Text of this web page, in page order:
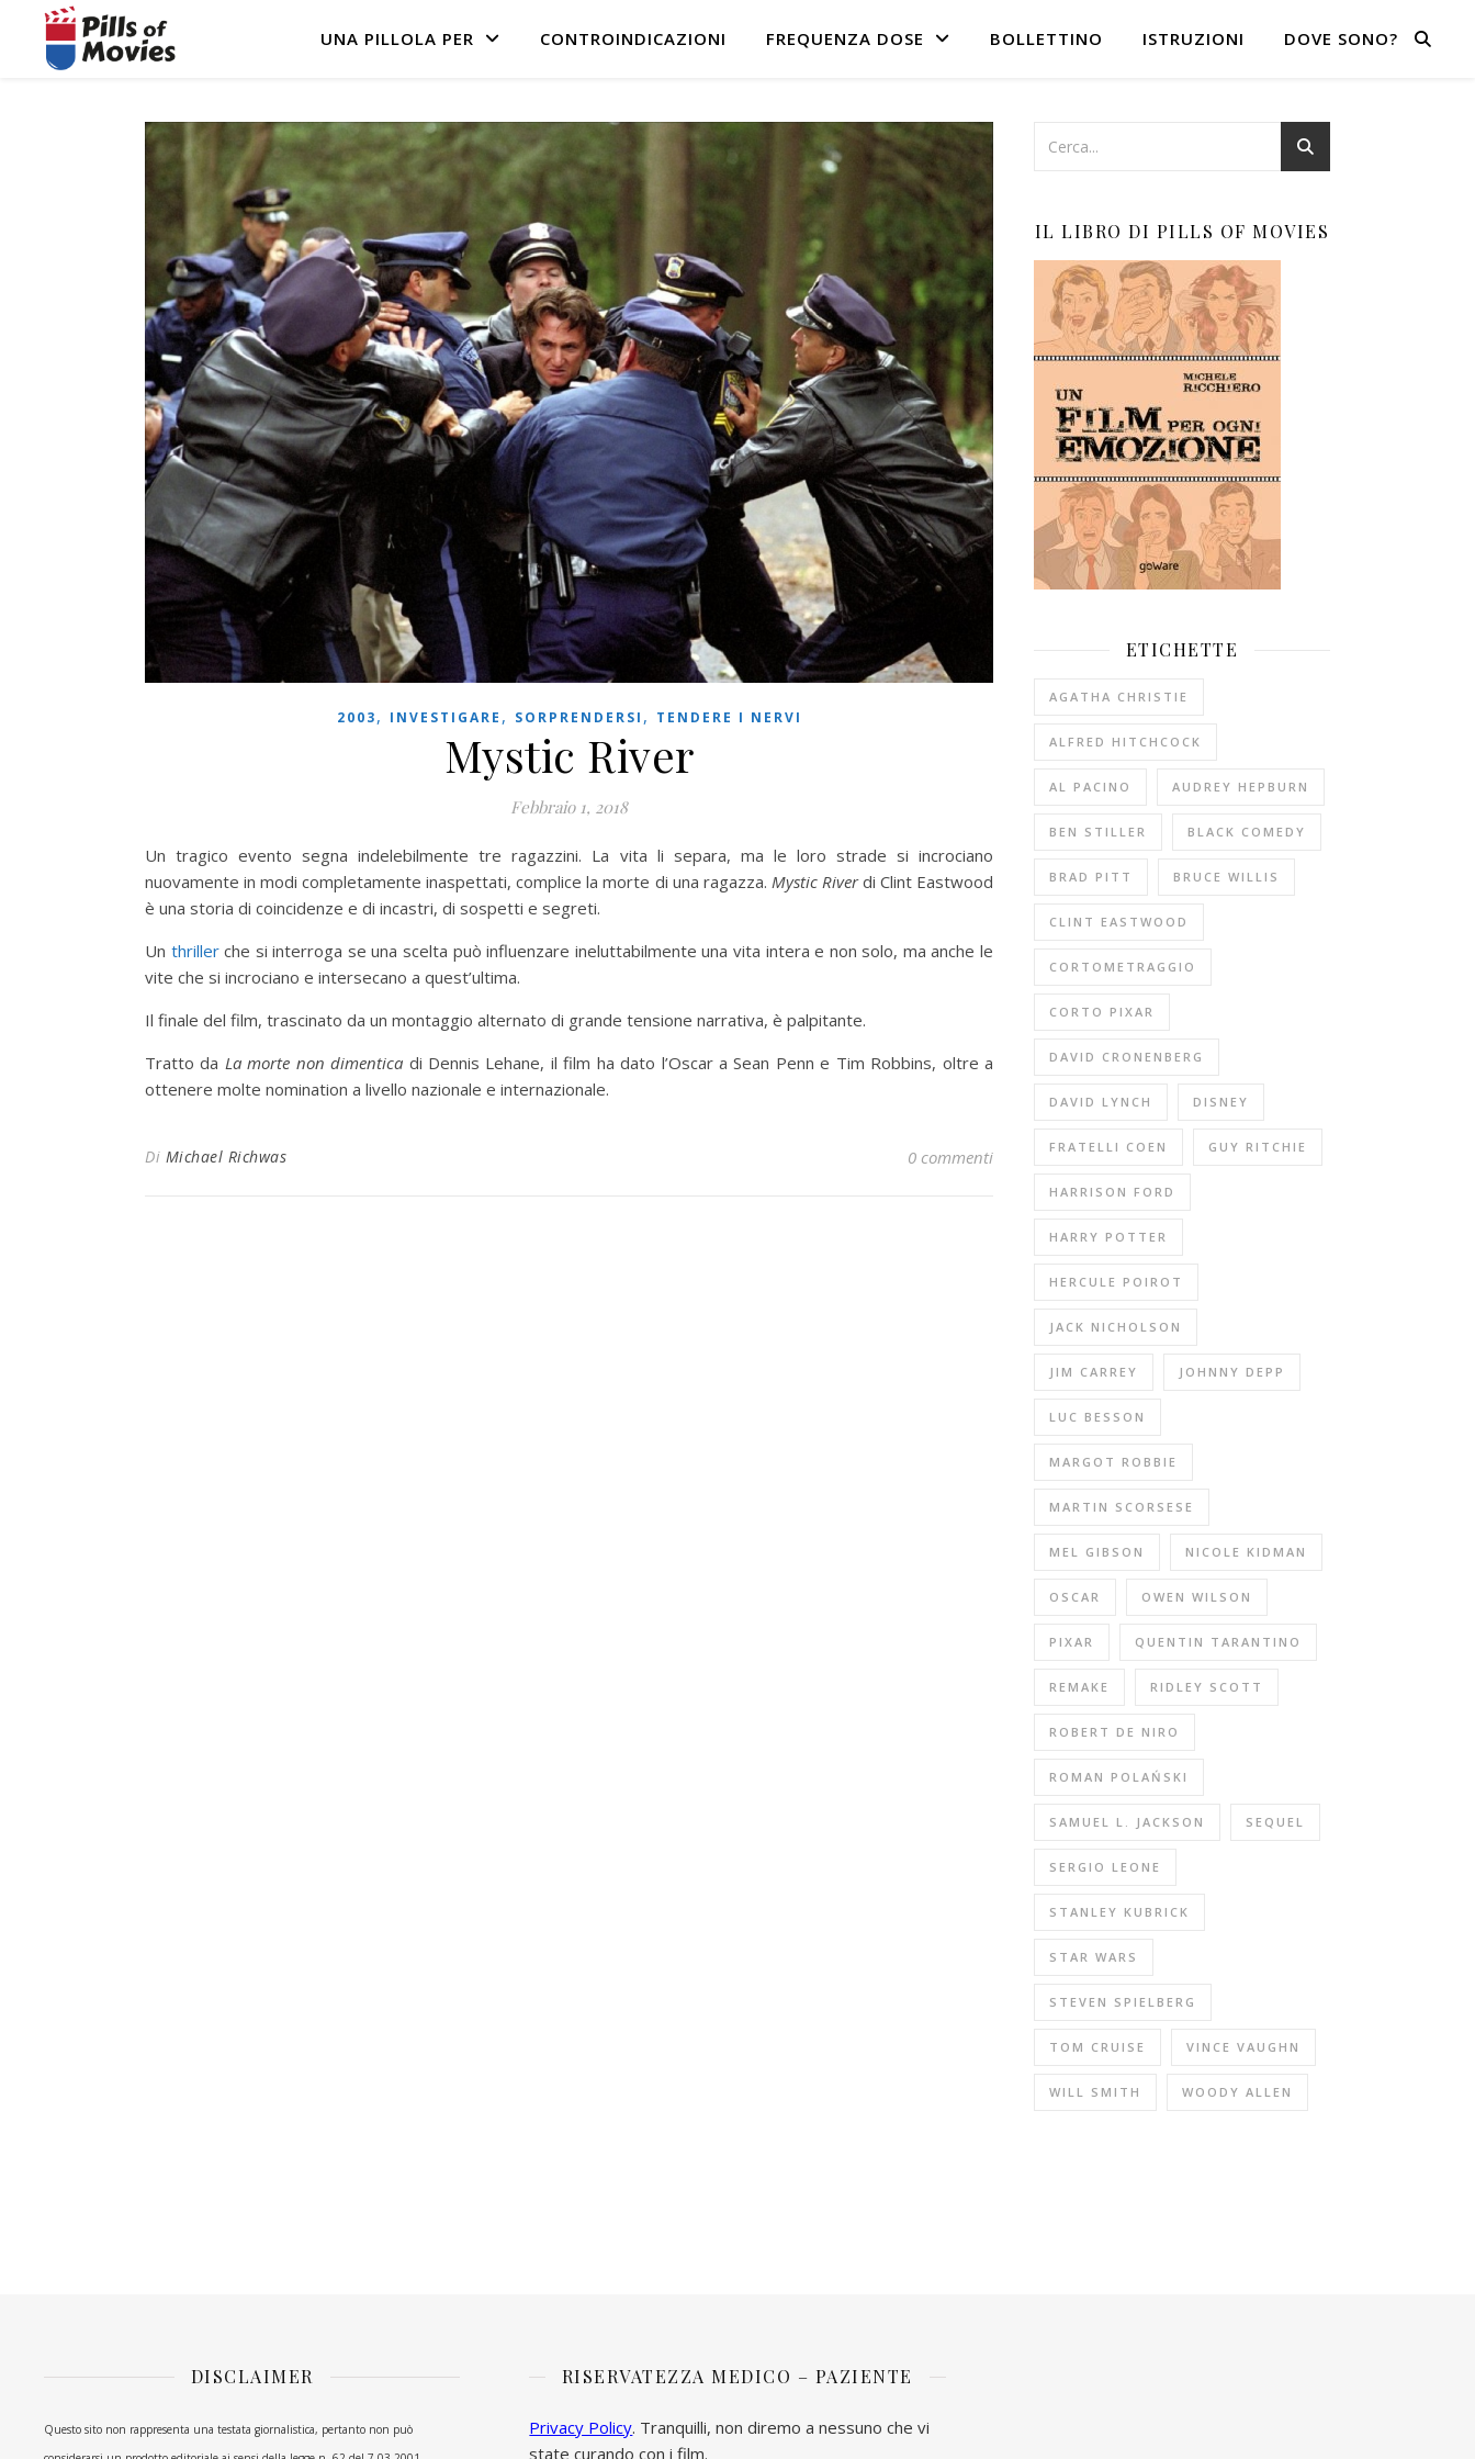
UNA PILLOLA PER CONTROINDICAZIONI FREQUENZA DOSE BOLLETTINO ISTRUZIONI DOVE SONO?
2003, INVESTIGARE , SORPRENDERSI , TENDERE I NERVI
Mystic River
Febbraio 1, 2018
Un tragico evento segna indelebilmente tre ragazzini. La vita li separa, ma le loro strade si incrociano
nuovamente in modi completamente inaspettati, complice la morte di una ragazza. Mystic Riverdi Clint Eastwood
è una storia di coincidenze e di incastri, di sospetti e segreti.
Un thrillerche si interroga se una scelta può influenzare ineluttabilmente una vita intera e non solo, ma anche le
vite che si incrociano e intersecano a quest’ultima.
Il finale del film, trascinato da un montaggio alternato di grande tensione narrativa, è palpitante.
Tratto da La morte non dimentica di Dennis Lehane, il film ha dato l’Oscar a Sean Penn e Tim Robbins, oltre a
ottenere molte nomination a livello nazionale e internazionale.
Di Michael Richwas 0 commenti
IL LIBRO DI PILLS OF MOVIES
ETICHETTE
AGATHA CHRISTIE
ALFRED HITCHCOCK
AL PACINO AUDREY HEPBURN
BEN STILLER BLACK COMEDY
BRAD PITT BRUCE WILLIS
CLINT EASTWOOD
CORTOMETRAGGIO
CORTO PIXAR
DAVID CRONENBERG
DAVID LYNCH DISNEY
FRATELLI COEN GUY RITCHIE
HARRISON FORD
HARRY POTTER
HERCULE POIROT
JACK NICHOLSON
JIM CARREY JOHNNY DEPP
LUC BESSON
MARGOT ROBBIE
MARTIN SCORSESE
MEL GIBSON NICOLE KIDMAN
OSCAR OWEN WILSON
PIXAR QUENTIN TARANTINO
REMAKE RIDLEY SCOTT
ROBERT DE NIRO
ROMAN POLAŃSKI
SAMUEL L. JACKSON SEQUEL
SERGIO LEONE
STANLEY KUBRICK
STAR WARS
STEVEN SPIELBERG
TOM CRUISE VINCE VAUGHN
WILL SMITH WOODY ALLEN
DISCLAIMER
Questo sito non rappresenta una testata giornalistica, pertanto non può
RISERVATEZZA MEDICO – PAZIENTE
Privacy Policy. Tranquilli, non diremo a nessuno che vi
state curando con i film.